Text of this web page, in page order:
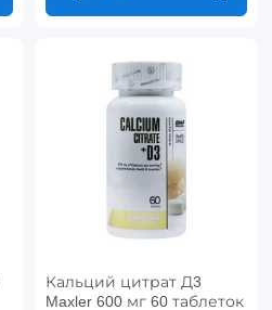
Кальций цитрат Д3
Maxler 600 мг 60 таблеток